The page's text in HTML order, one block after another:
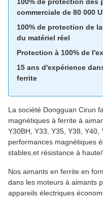
commerciale de 80 000
100% de protection de
du matériel réel
Protection à 100% de
15 ans d'expérience
ferrite
La société Dongguan Cirun
magnétiques à ferrite à
Y30BH, Y33, Y35, Y38,
performances magnétiques
stables,et résistance à
Nos aimants en ferrite en
dans les moteurs à aimants
appareils électriques